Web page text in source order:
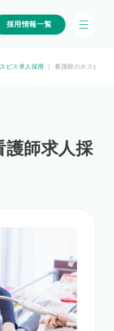
採用情報一覧
ピス求人採用 看護師のホスピス求
師求人採